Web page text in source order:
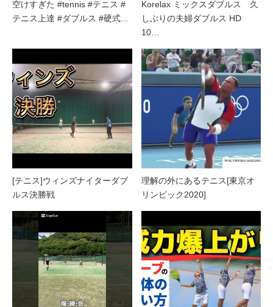
空けすぎた #tennis #テニス #
テニス上達 #ダブルス #硬式…
Korelax ミックスダブルス 久
しぶりの夫婦ダブルス HD
10…
[テニス]ウィンズナイターダブ
ルス決勝戦
理解の外にあるテニス[東京オ
リンピック2020]